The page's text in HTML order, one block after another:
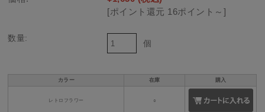
[ポイント還元 16ポイント～]
数量:
個
カラー 在庫 購入
レトロフラワー ○